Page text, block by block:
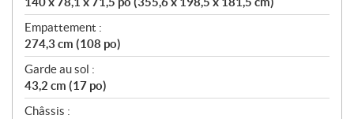
Empattement :
274,3 cm (108 po)
Garde au sol :
43,2 cm (17 po)
Châssis :